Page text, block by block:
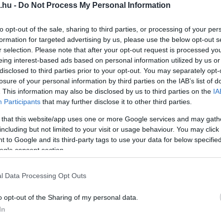
- Do Not Process My Personal Information
opt-out of the sale, sharing to third parties, or processing of your
for targeted advertising by us, please use the below opt-out
selection. Please note that after your opt-out request is processed
interest-based ads based on personal information utilized by us
to third parties prior to your opt-out. You may separately
of your personal information by third parties on the IAB’s list of
This information may also be disclosed by us to third parties on the
Participants that may further disclose it to other third parties.
that this website/app uses one or more Google services and may
but not limited to your visit or usage behaviour. You may
to Google and its third-party tags to use your data for below
consent section.
Data Processing Opt Outs
opt-out of the Sharing of my personal data.
meg is történt a buli, de sokkal
ma megjelent a médiában.
Tessék?? Tényleg ennyire nem
a bulvársajtó kreativitása. A tisztánlátás
hanem egy barátnőm
akikkel egy vacsora mellett, meghitt
is történt, mindössze öt emberrel
Story Magazin másik értesülését,
kel egybe, nem kommentálta a